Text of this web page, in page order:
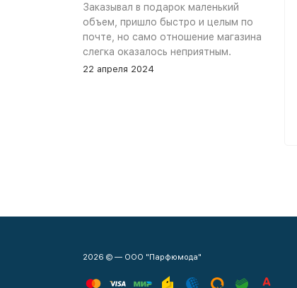
Заказывал в подарок маленький
объем, пришло быстро и целым по
почте, но само отношение магазина
слегка оказалось неприятным.
Сначала обещали связться, но
22 апреля 2024
2026 © — ООО "Парфюмода"